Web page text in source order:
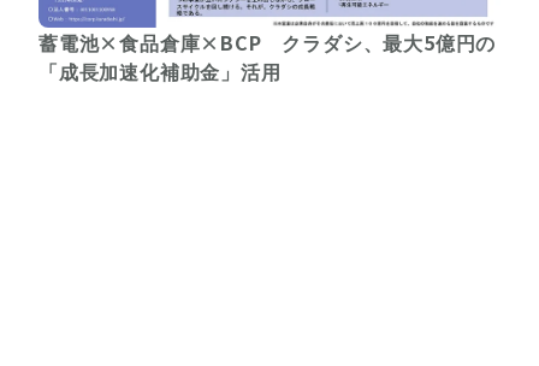
蓄電池×食品倉庫×BCP クラダシ、最大5億円の
「成長加速化補助金」活用